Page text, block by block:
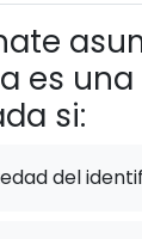
es
si:
del